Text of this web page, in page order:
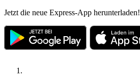
Jetzt die neue Express-App herunterladen!